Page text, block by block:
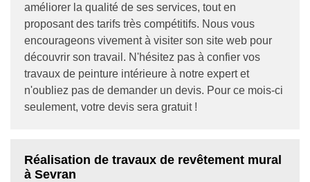
améliorer la qualité de ses services, tout en
proposant des tarifs très compétitifs. Nous vous
encourageons vivement à visiter son site web pour
découvrir son travail. N'hésitez pas à confier vos
travaux de peinture intérieure à notre expert et
n'oubliez pas de demander un devis. Pour ce mois-ci
seulement, votre devis sera gratuit !
Réalisation de travaux de revêtement mural
à Sevran